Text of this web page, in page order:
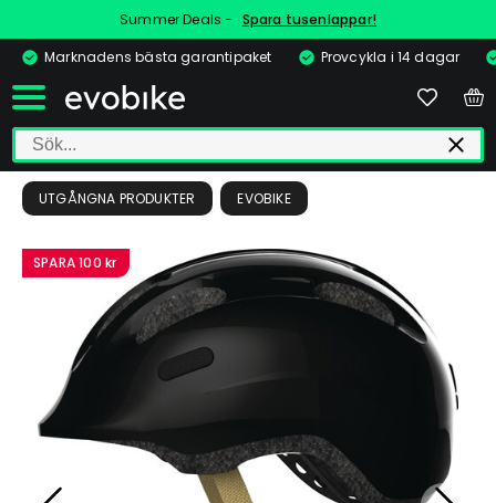
Summer Deals - Spara tusenlappar!
Marknadens bästa garantipaket
Provcykla i 14 dagar
UTGÅNGNA PRODUKTER EVOBIKE
SPARA100 kr